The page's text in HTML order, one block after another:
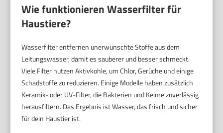
Wie funktionieren Wasserfilter für
Haustiere?
Wasserfilter entfernen unerwünschte Stoffe aus dem
Leitungswasser, damit es sauberer und besser schmeckt.
Viele Filter nutzen Aktivkohle, um Chlor, Gerüche und einige
Schadstoffe zu reduzieren. Einige Modelle haben zusätzlich
Keramik- oder UV-Filter, die Bakterien und Keime zuverlässig
herausfiltern. Das Ergebnis ist Wasser, das frisch und sicher
für dein Haustier ist.